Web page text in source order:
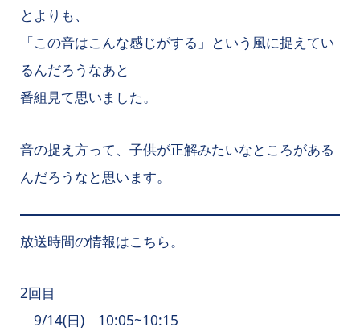
とよりも、
「この音はこんな感じがする」という風に捉えてい
るんだろうなあと
番組見て思いました。
音の捉え方って、子供が正解みたいなところがある
んだろうなと思います。
放送時間の情報はこちら。
2回目
9/14(日) 10:05~10:15